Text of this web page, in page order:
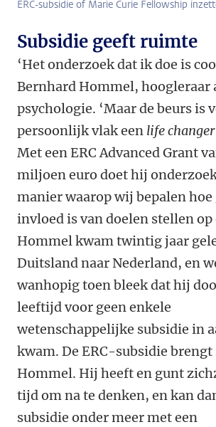
ERC-subsidie of Marie Curie Fellowship
Subsidie geeft ruimte
‘Het onderzoek dat ik doe is
Bernhard Hommel, hoogleraar
psychologie. ‘Maar de beurs is
persoonlijk vlak een life changer
Met een ERC Advanced Grant
miljoen euro doet hij
manier waarop wij bepalen hoe
invloed is van doelen stellen op
Hommel kwam twintig jaar
Duitsland naar Nederland, en
wanhopig toen bleek dat hij
leeftijd voor geen enkele
wetenschappelijke subsidie in
kwam. De ERC-subsidie
Hommel. Hij heeft en gunt
tijd om na te denken, en kan
subsidie onder meer met een